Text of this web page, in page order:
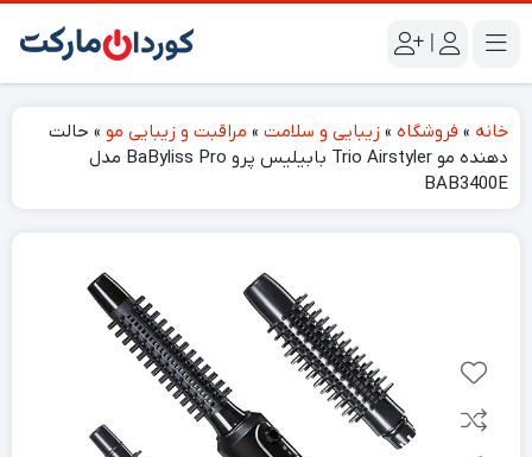
|
خانه » فروشگاه » زیبایی و سلامت » مراقبت و زیبایی مو » حالت
دهنده مو Trio Airstyler بابیلیس پرو BaByliss Pro مدل
BAB3400E